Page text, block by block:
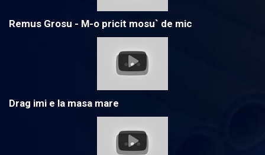
Remus Grosu - M-o pricit mosu` de mic
Drag imi e la masa mare